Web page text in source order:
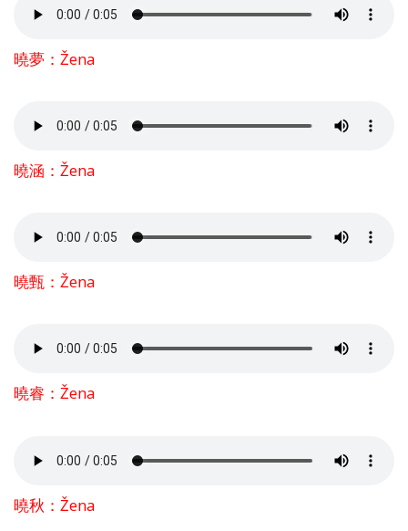
曉夢：Žena
曉涵：Žena
曉甄：Žena
曉睿：Žena
曉秋：Žena